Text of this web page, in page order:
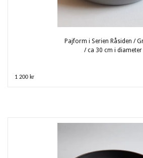
Pajform i Serien Råsiden /
/ ca 30 cm i diameter
1 200 kr